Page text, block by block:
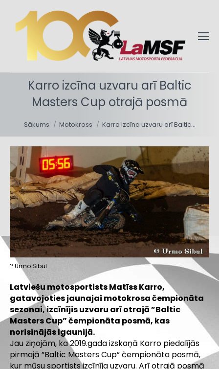
Karro izcīna uzvaru arī Baltic
Masters Cup otrajā posmā
Sākums Motokross Karro izcīna uzvaru arī Baltic…
? Urmo Sibul
Latviešu motosportists Matīss Karro,
gatavojoties jaunajai motokrosa čempionāta
sezonai, izcīnījis uzvaru arī otrajā ”Baltic
Masters Cup” čempionāta posmā, kas
norisinājās Igaunijā.
Jau ziņojām, ka 2019.gada izskaņā Karro piedalījās
pirmajā ”Baltic Masters Cup” čempionāta posmā,
kur mūsu sportists izcīnīja uzvaru. Arī otrajā posmā